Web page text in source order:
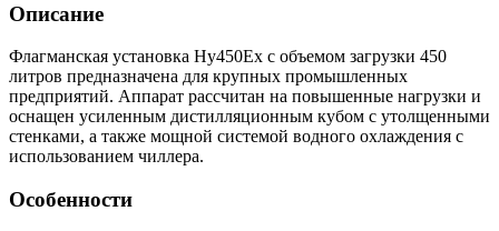
Описание
Флагманская установка Hy450Ex с объемом загрузки 450
литров предназначена для крупных промышленных
предприятий. Аппарат рассчитан на повышенные нагрузки и
оснащен усиленным дистилляционным кубом с утолщенными
стенками, а также мощной системой водного охлаждения с
использованием чиллера.
Особенности